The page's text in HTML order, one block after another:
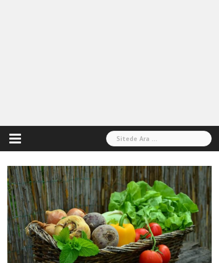
Arama: